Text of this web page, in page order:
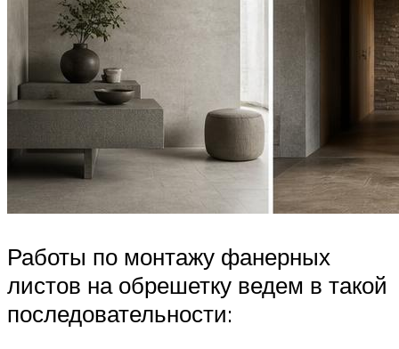
Работы по монтажу фанерных
листов на обрешетку ведем в такой
последовательности: